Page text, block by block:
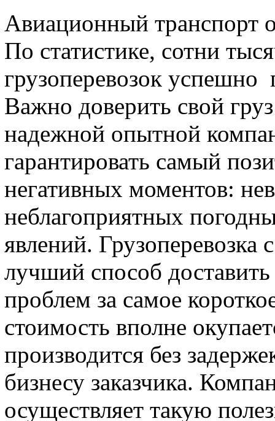
Авиационный транспорт
По статистике, сотни
грузоперевозок
Важно доверить свой
надежной опытной
гарантировать самый
негативных моментов:
неблагоприятных
явлений.
лучший способ
проблем за самое
стоимость вполне
производится без
бизнесу заказчика.
осуществляет такую